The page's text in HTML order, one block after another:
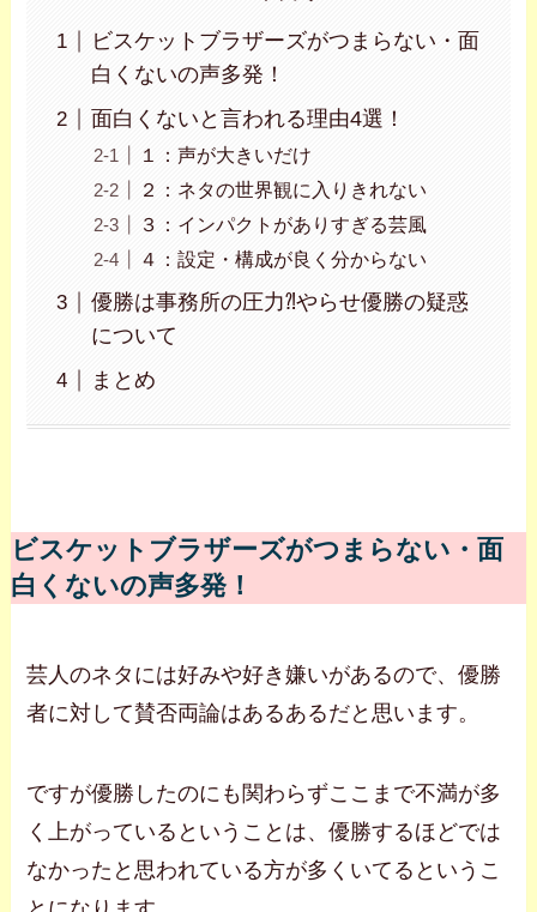
ビスケットブラザーズがつまらない・面
白くないの声多発！
面白くないと言われる理由4選！
１：声が大きいだけ
２：ネタの世界観に入りきれない
３：インパクトがありすぎる芸風
４：設定・構成が良く分からない
優勝は事務所の圧力⁈やらせ優勝の疑惑
について
まとめ
ビスケットブラザーズがつまらない・面
白くないの声多発！
芸人のネタには好みや好き嫌いがあるので、優勝
者に対して賛否両論はあるあるだと思います。
ですが優勝したのにも関わらずここまで不満が多
く上がっているということは、優勝するほどでは
なかったと思われている方が多くいてるというこ